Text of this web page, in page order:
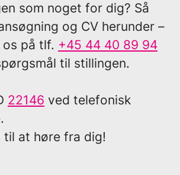
som noget for dig? Så
og CV herunder –
på tlf. +45 44 40 89 94
til stillingen.
22146 ved telefonisk
at høre fra dig!